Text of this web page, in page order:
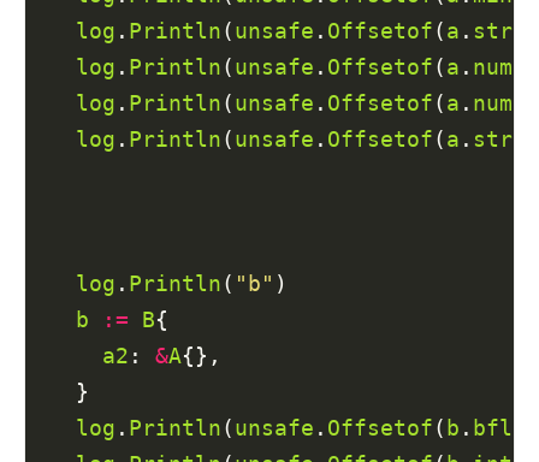
log . Println(unsafe . Offsetof(a . str
log . Println(unsafe . Offsetof(a . nums
log . Println(unsafe . Offsetof(a . nums5
log . Println(unsafe . Offsetof(a . strs
log . Println( "b" )
b
:= B{
a2 : &A{},
  }
log . Println(unsafe . Offsetof(b . bflag